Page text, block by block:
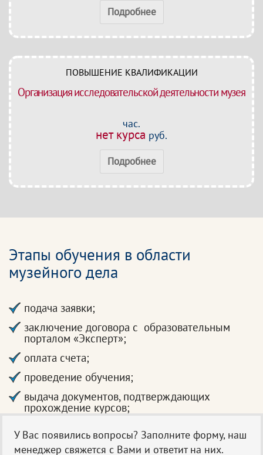
Подробнее
ПОВЫШЕНИЕ КВАЛИФИКАЦИИ
Организация исследовательской деятельности музея
час.
нет курса руб.
Подробнее
Этапы обучения в области
музейного дела
подача заявки;
заключение договора с образовательным
порталом «Эксперт»;
оплата счета;
проведение обучения;
выдача документов, подтверждающих
прохождение курсов;
У Вас появились вопросы? Заполните форму, наш
менеджер свяжется с Вами и ответит на них.